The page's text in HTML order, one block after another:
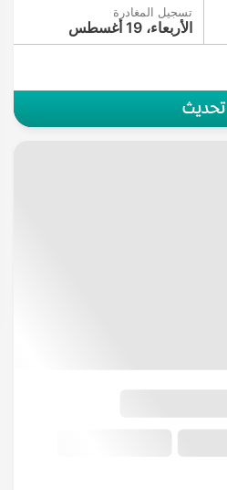
تسجيل المغادرة
الأربعاء، 19 أغسطس
تحديث